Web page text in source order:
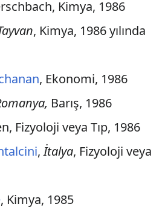
Kimya, 1986
, Kimya, 1986 yılında
, Ekonomi, 1986
Barış, 1986
Fizyoloji veya Tıp, 1986
,İtalya, Fizyoloji veya
, Kimya, 1985